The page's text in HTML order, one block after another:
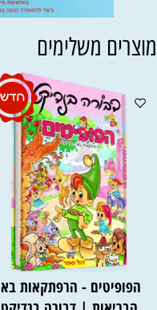
משלימים
הפופיטים - הרפתקאות באי